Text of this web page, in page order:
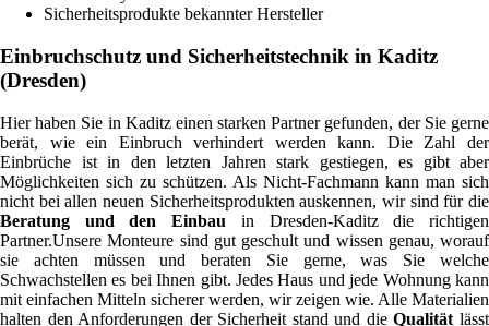
Sicherheitsprodukte bekannter Hersteller
Einbruchschutz und Sicherheitstechnik in Kaditz
(Dresden)
Hier haben Sie in Kaditz einen starken Partner gefunden, der Sie gerne
berät, wie ein Einbruch verhindert werden kann. Die Zahl der
Einbrüche ist in den letzten Jahren stark gestiegen, es gibt aber
Möglichkeiten sich zu schützen. Als Nicht-Fachmann kann man sich
nicht bei allen neuen Sicherheitsprodukten auskennen, wir sind für die
Beratung und den Einbau in Dresden-Kaditz die richtigen
Partner.Unsere Monteure sind gut geschult und wissen genau, worauf
sie achten müssen und beraten Sie gerne, was Sie welche
Schwachstellen es bei Ihnen gibt. Jedes Haus und jede Wohnung kann
mit einfachen Mitteln sicherer werden, wir zeigen wie. Alle Materialien
halten den Anforderungen der Sicherheit stand und dieQualität lässt